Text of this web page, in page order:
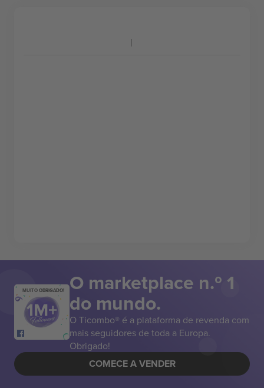
MUITO OBRIGADO! O marketplace n.º 1
do mundo.
O Ticombo® é a plataforma de revenda com
mais seguidores de toda a Europa.
Obrigado!
COMECE A VENDER